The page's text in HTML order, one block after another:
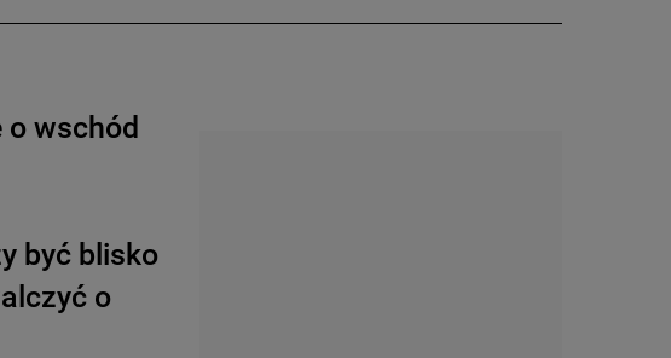
wschód
być blisko
o